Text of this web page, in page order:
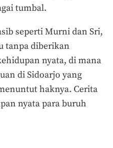
tumbal.
seperti Murni dan Sri,
tanpa diberikan
nyata, di mana
di Sidoarjo yang
haknya. Cerita
nyata para buruh